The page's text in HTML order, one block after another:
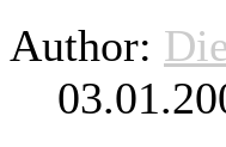
Author: